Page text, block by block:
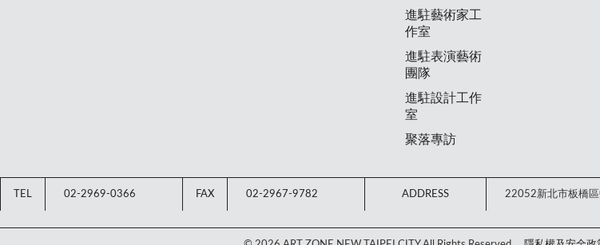
進駐藝術家工
作室
進駐表演藝術
團隊
進駐設計工作
室
聚落專訪
TEL 02-2969-0366 FAX 02-2967-9782 ADDRESS 22052新北市板橋